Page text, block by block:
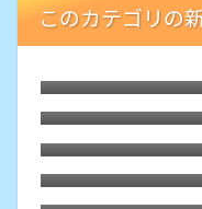
このカテゴリの
LibreELECな古
橋」という余生
枯れた自作PC
ール
HDMIオーディ
ームシアターが
慄
Debian 13
にインストール
Motorola
テクター